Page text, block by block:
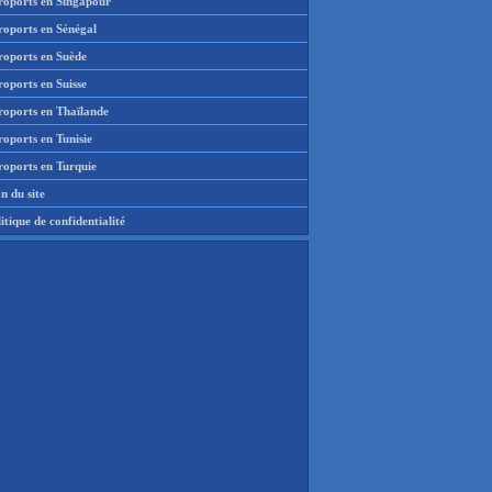
en Sénégal
en Suède
en Suisse
en Thaïlande
en Tunisie
en Turquie
du site
de confidentialité